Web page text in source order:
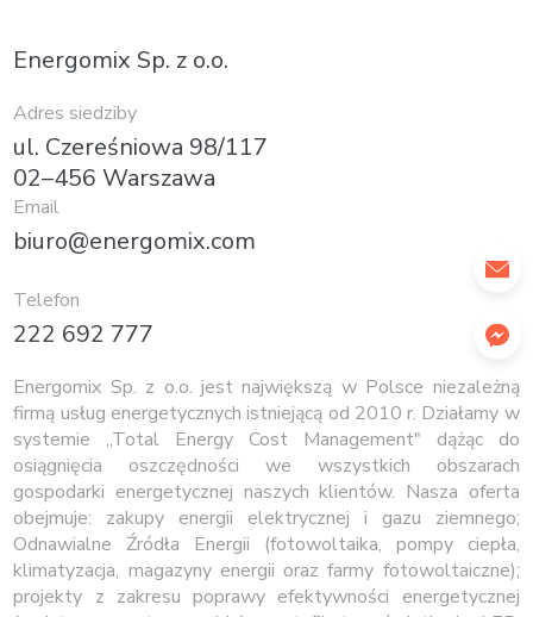
Energomix Sp. z o.o.
Adres siedziby
ul. Czereśniowa 98/117
02–456 Warszawa
Email
biuro@energomix.com
Telefon
222 692 777
Energomix Sp. z o.o. jest największą w Polsce niezależną
firmą usług energetycznych istniejącą od 2010 r. Działamy w
systemie „Total Energy Cost Management" dążąc do
osiągnięcia oszczędności we wszystkich obszarach
gospodarki energetycznej naszych klientów. Nasza oferta
obejmuje: zakupy energii elektrycznej i gazu ziemnego;
Odnawialne Źródła Energii (fotowoltaika, pompy ciepła,
klimatyzacja, magazyny energii oraz farmy fotowoltaiczne);
projekty z zakresu poprawy efektywności energetycznej